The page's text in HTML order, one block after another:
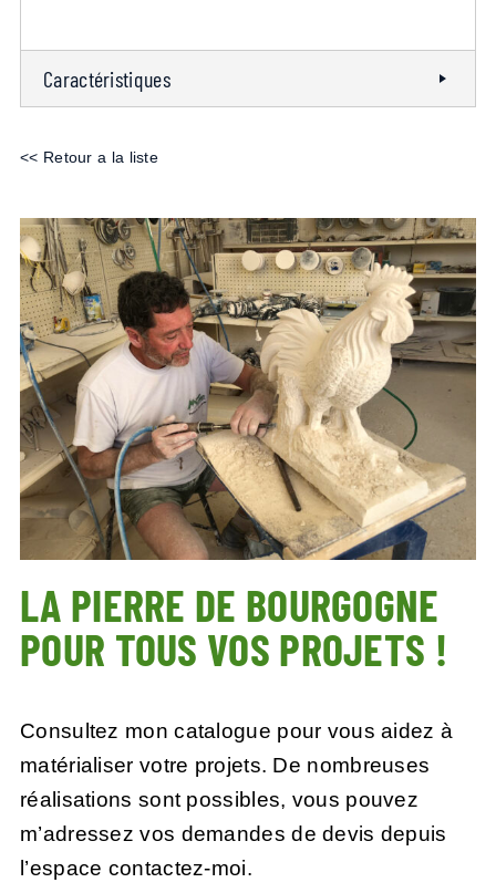
Caractéristiques
<< Retour a la liste
LA PIERRE DE BOURGOGNE
POUR TOUS VOS PROJETS !
Consultez mon catalogue pour vous aidez à
matérialiser votre projets. De nombreuses
réalisations sont possibles, vous pouvez
m’adressez vos demandes de devis depuis
l’espace contactez-moi.